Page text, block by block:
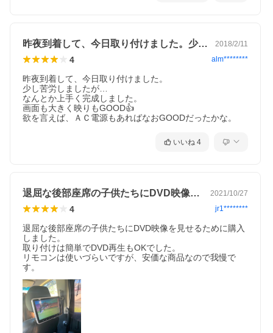
昨夜到着して、今日取り付けました。少し… 2018/2/11
4 alm********
昨夜到着して、今日取り付けました。
少し苦労しましたが…
なんとか上手く完成しました。
画面も大きく映りもGOOD👍
欲を言えば、ＡＣ電源もあればなおGOODだったかな。
いいね 4
退屈な後部座席の子供たちにDVD映像を… 2021/10/27
4 jr1********
退屈な後部座席の子供たちにDVD映像を見せるために購入
しました。
取り付けは簡単でDVD再生もOKでした。
リモコンは使いづらいですが、安価な商品なので我慢で
す。